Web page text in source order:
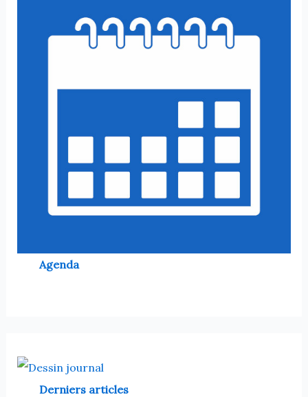
Agenda
Derniers articles